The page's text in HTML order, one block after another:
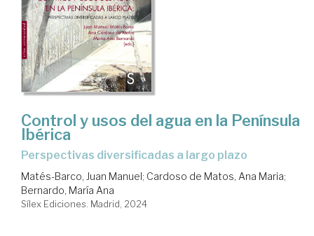
Control y usos del agua en la Península
Ibérica
perspectivas diversificadas a largo plazo
Matés-Barco, Juan Manuel; Cardoso de Matos, Ana Maria;
Bernardo, María Ana
Sílex Ediciones. Madrid, 2024